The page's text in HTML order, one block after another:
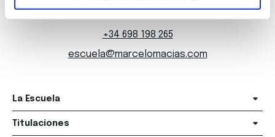
+34 698 198 265
escuela@marcelomacias.com
La Escuela
Titulaciones